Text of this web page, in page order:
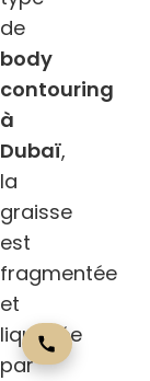
de
body
contouring
à
Dubaï,
la
graisse
est
fragmentée
et
liquéfiée
par